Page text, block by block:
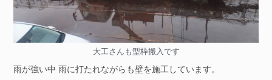
大工さんも型枠搬入です
雨が強い中 雨に打たれながらも壁を施工しています。